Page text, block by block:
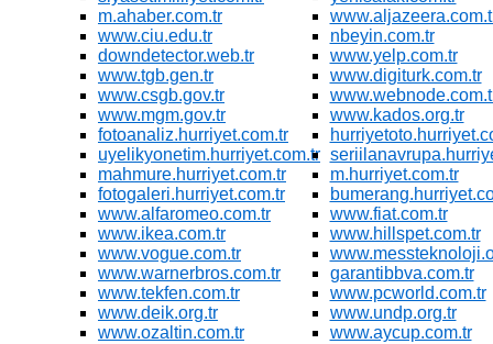
m.ahaber.com.tr
www.ciu.edu.tr
nbeyin.com.tr
downdetector.web.tr
www.yelp.com.tr
www.tgb.gen.tr
www.digiturk.com.tr
www.csgb.gov.tr
www.mgm.gov.tr
www.kados.org.tr
fotoanaliz.hurriyet.com.tr
uyelikyonetim.hurriyet.com.tr
mahmure.hurriyet.com.tr
m.hurriyet.com.tr
fotogaleri.hurriyet.com.tr
www.alfaromeo.com.tr
www.fiat.com.tr
www.ikea.com.tr
www.hillspet.com.tr
www.vogue.com.tr
www.warnerbros.com.tr
garantibbva.com.tr
www.tekfen.com.tr
www.pcworld.com.tr
www.deik.org.tr
www.undp.org.tr
www.ozaltin.com.tr
www.aycup.com.tr